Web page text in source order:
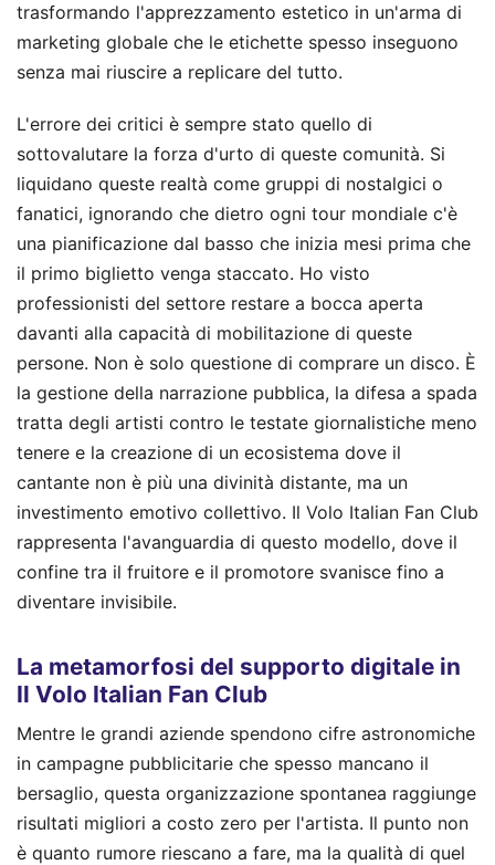
trasformando l'apprezzamento estetico in un'arma di
marketing globale che le etichette spesso inseguono
senza mai riuscire a replicare del tutto.
L'errore dei critici è sempre stato quello di
sottovalutare la forza d'urto di queste comunità. Si
liquidano queste realtà come gruppi di nostalgici o
fanatici, ignorando che dietro ogni tour mondiale c'è
una pianificazione dal basso che inizia mesi prima che
il primo biglietto venga staccato. Ho visto
professionisti del settore restare a bocca aperta
davanti alla capacità di mobilitazione di queste
persone. Non è solo questione di comprare un disco. È
la gestione della narrazione pubblica, la difesa a spada
tratta degli artisti contro le testate giornalistiche meno
tenere e la creazione di un ecosistema dove il
cantante non è più una divinità distante, ma un
investimento emotivo collettivo. Il Volo Italian Fan Club
rappresenta l'avanguardia di questo modello, dove il
confine tra il fruitore e il promotore svanisce fino a
diventare invisibile.
La metamorfosi del supporto digitale in
Il Volo Italian Fan Club
Mentre le grandi aziende spendono cifre astronomiche
in campagne pubblicitarie che spesso mancano il
bersaglio, questa organizzazione spontanea raggiunge
risultati migliori a costo zero per l'artista. Il punto non
è quanto rumore riescano a fare, ma la qualità di quel